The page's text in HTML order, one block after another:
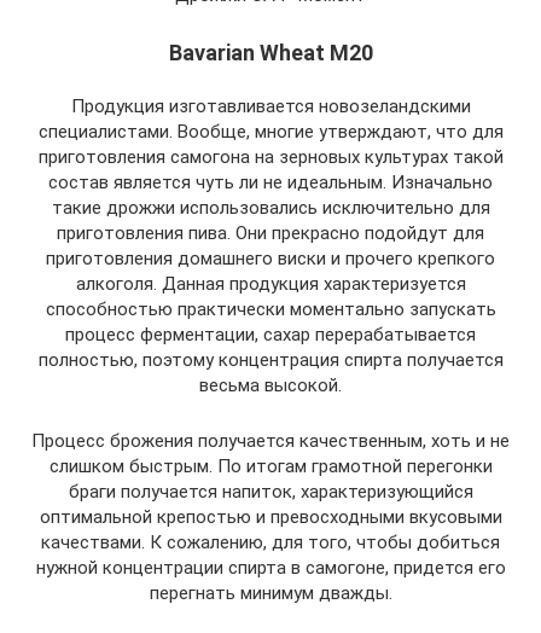
Bavarian Wheat M20
Продукция изготавливается новозеландскими
специалистами. Вообще, многие утверждают, что для
приготовления самогона на зерновых культурах такой
состав является чуть ли не идеальным. Изначально
такие дрожжи использовались исключительно для
приготовления пива. Они прекрасно подойдут для
приготовления домашнего виски и прочего крепкого
алкоголя. Данная продукция характеризуется
способностью практически моментально запускать
процесс ферментации, сахар перерабатывается
полностью, поэтому концентрация спирта получается
весьма высокой.
Процесс брожения получается качественным, хоть и не
слишком быстрым. По итогам грамотной перегонки
браги получается напиток, характеризующийся
оптимальной крепостью и превосходными вкусовыми
качествами. К сожалению, для того, чтобы добиться
нужной концентрации спирта в самогоне, придется его
перегнать минимум дважды.